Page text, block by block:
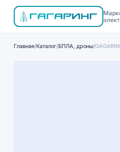
Главная/Каталог/БПЛА, дроны/